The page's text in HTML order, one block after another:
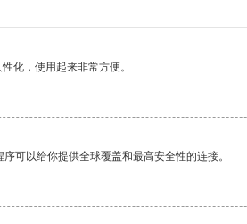
化，使用起来非常方便。
可以给你提供全球覆盖和最高安全性的连接。